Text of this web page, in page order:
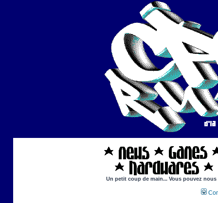
Un petit coup de main... Vous pouvez